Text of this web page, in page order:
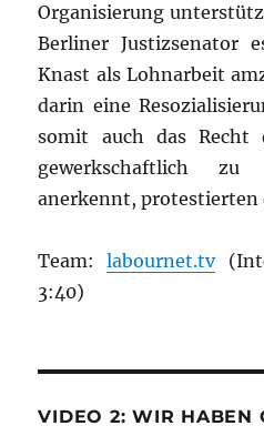
Organisierung
Berliner Justizsenator
Knast als Lohnarbeit
darin eine
somit auch das Recht
gewerkschaftlich zu
anerkennt, protestierten
Team:labournet.tv
3:40)
VIDEO 2: WIR HABEN